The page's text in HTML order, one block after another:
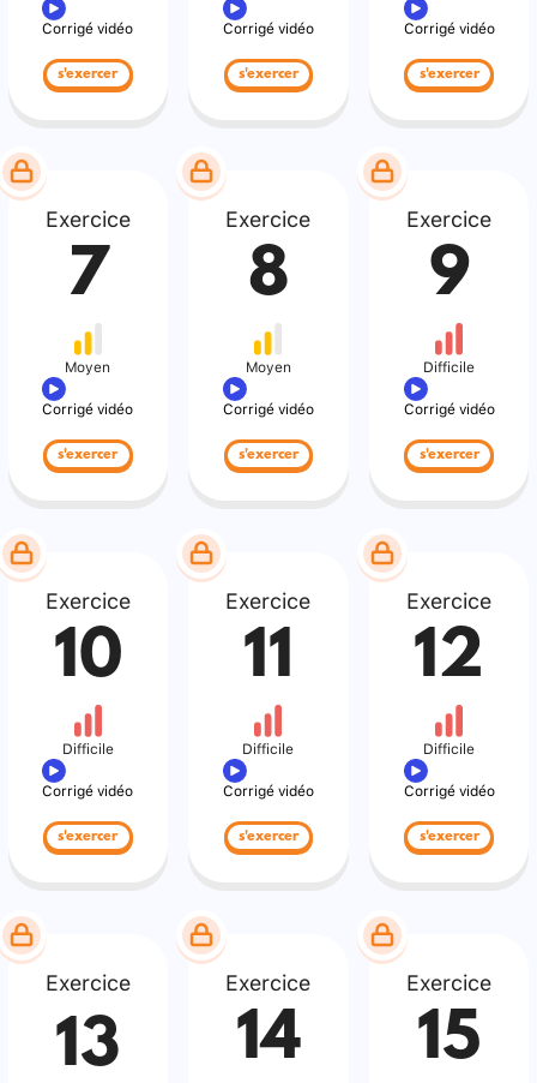
Corrigé vidéo
s'exercer
Corrigé vidéo
s'exercer
Corrigé vidéo
s'exercer
Exercice
7
Moyen
Corrigé vidéo
s'exercer
Exercice
8
Moyen
Corrigé vidéo
s'exercer
Exercice
9
Difficile
Corrigé vidéo
s'exercer
Exercice
10
Difficile
Corrigé vidéo
s'exercer
Exercice
11
Difficile
Corrigé vidéo
s'exercer
Exercice
12
Difficile
Corrigé vidéo
s'exercer
Exercice
13
Exercice
14
Exercice
15